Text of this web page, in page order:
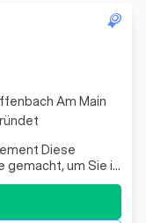
Diese
gemacht, um Sie in
zu
befindet
Pfalz und ist in
Am Main